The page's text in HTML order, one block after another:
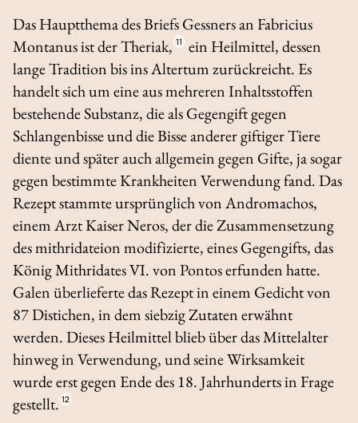
Das Hauptthema des Briefs Gessners an Fabricius
Montanus ist der Theriak, 11
ein Heilmittel, dessen
lange Tradition bis ins Altertum zurückreicht. Es
handelt sich um eine aus mehreren Inhaltsstoffen
bestehende Substanz, die als Gegengift gegen
Schlangenbisse und die Bisse anderer giftiger Tiere
diente und später auch allgemein gegen Gifte, ja sogar
gegen bestimmte Krankheiten Verwendung fand. Das
Rezept stammte ursprünglich von Andromachos,
einem Arzt Kaiser Neros, der die Zusammensetzung
desmithridateionmodifizierte, eines Gegengifts, das
König Mithridates VI. von Pontos erfunden hatte.
Galen überlieferte das Rezept in einem Gedicht von
87 Distichen, in dem siebzig Zutaten erwähnt
werden. Dieses Heilmittel blieb über das Mittelalter
hinweg in Verwendung, und seine Wirksamkeit
wurde erst gegen Ende des 18. Jahrhunderts in Frage
gestellt. 12